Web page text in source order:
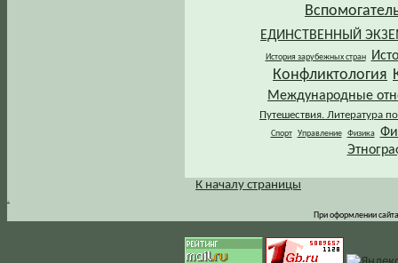
ЕДИНСТВЕННЫЙ
История зарубежных стран
Конфликтология
Международные
Путешествия. Литература
Спорт Управление Физика
.
К началу страницы
При оформлении